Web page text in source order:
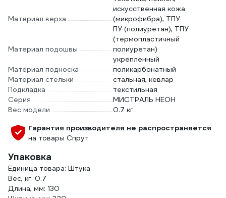
Материал верха
искусственная кожа
(микрофибра), ТПУ
Материал подошвы
ПУ (полиуретан), ТПУ
(термопластичный
полиуретан)
Материал подноска
укрепленный
поликарбонатный
Материал стельки
стальная, кевлар
Подкладка
текстильная
Серия
МИСТРАЛЬ НЕОН
Вес модели
0.7 кг
Гарантия производителя не распространяется
на товары Спрут
Упаковка
Единица товара: Штука
Вес, кг: 0.7
Длина, мм: 130